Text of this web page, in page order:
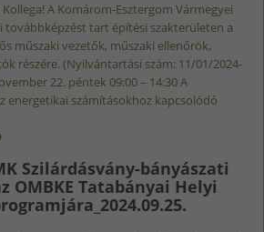
A Komárom-Esztergom Vármegyei
továbbképzést tart építési szakterületen a
műszaki vezetők, műszaki ellenőrök,
részére. (Nyilvántartási szám: 11/01/2024-
22. péntek 09:00 – 14:30 A
energetikai számításokhoz kapcsolódó
Szilárdásvány-bányászati
OMBKE Tatabányai Helyi